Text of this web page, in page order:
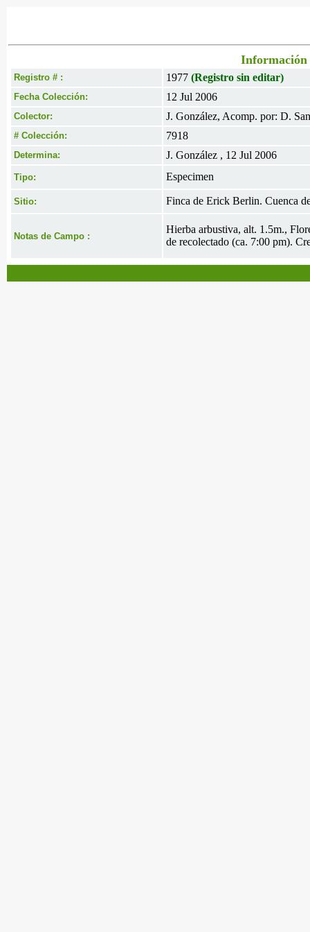
Información
Registro # : 1977 (Registro sin editar)
Fecha Colección: 12 Jul 2006
Colector: J. González, Acomp. por: D.
# Colección: 7918
Determina: J. González , 12 Jul 2006
Tipo: Especimen
Sitio: Finca de Erick Berlin. Cuenca
Notas de Campo :
Hierba arbustiva, alt. 1.5m.,
de recolectado (ca. 7:00 pm).